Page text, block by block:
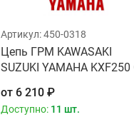
Артикул:450-0318
Цепь ГРМ KAWASAKI
SUZUKI YAMAHA KXF250
01-13 звеньев 114
12760-10H0
от 6 210₽
Доступно: 11 шт.